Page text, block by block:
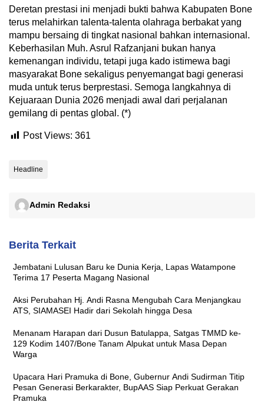
Deretan prestasi ini menjadi bukti bahwa Kabupaten Bone
terus melahirkan talenta-talenta olahraga berbakat yang
mampu bersaing di tingkat nasional bahkan internasional.
Keberhasilan Muh. Asrul Rafzanjani bukan hanya
kemenangan individu, tetapi juga kado istimewa bagi
masyarakat Bone sekaligus penyemangat bagi generasi
muda untuk terus berprestasi. Semoga langkahnya di
Kejuaraan Dunia 2026 menjadi awal dari perjalanan
gemilang di pentas global. (*)
Post Views: 361
Headline
Admin Redaksi
Berita Terkait
Jembatani Lulusan Baru ke Dunia Kerja, Lapas Watampone
Terima 17 Peserta Magang Nasional
Aksi Perubahan Hj. Andi Rasna Mengubah Cara Menjangkau
ATS, SIAMASEI Hadir dari Sekolah hingga Desa
Menanam Harapan dari Dusun Batulappa, Satgas TMMD ke-
129 Kodim 1407/Bone Tanam Alpukat untuk Masa Depan
Warga
Upacara Hari Pramuka di Bone, Gubernur Andi Sudirman Titip
Pesan Generasi Berkarakter, BupAAS Siap Perkuat Gerakan
Pramuka